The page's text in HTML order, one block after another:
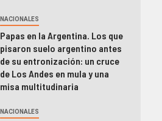
NACIONALES
Papas en la Argentina. Los que
pisaron suelo argentino antes
de su entronización: un cruce
de Los Andes en mula y una
misa multitudinaria
NACIONALES